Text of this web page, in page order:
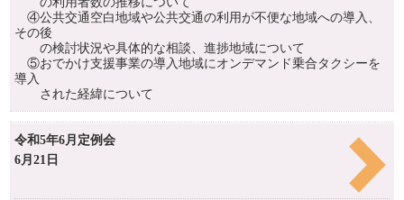
④公共交通空白地域や公共交通の利用が不便な地域への導入、
その後
の検討状況や具体的な相談、進捗地域について
⑤おでかけ支援事業の導入地域にオンデマンド乗合タクシーを
導入
された経緯について
令和5年6月定例会
6月21日